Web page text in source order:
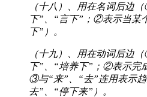
（十八）、用在名词后边
下”、“言下”；②表示当某
下”）。
（十九）、用在动词后边
下”、“培养下”；②表示完
③与“来”、“去”连用表示
去”、“停下来”）。